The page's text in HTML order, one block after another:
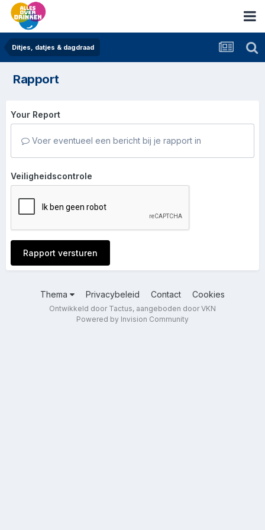
Ditjes, datjes & dagdraad
Rapport
Your Report
Voer eventueel een bericht bij je rapport in
Veiligheidscontrole
Rapport versturen
Thema Privacybeleid Contact Cookies
Ontwikkeld door Tactus, aangeboden door VKN
Powered by Invision Community